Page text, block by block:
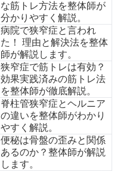
な筋トレ方法を整体師が
分かりやすく解説。
病院で狭窄症と言われ
た！ 理由と解決法を整体
師が解説します。
狭窄症で筋トレは有効？
効果実践済みの筋トレ法
を整体師が徹底解説。
脊柱管狭窄症とヘルニア
の違いを整体師がわかり
やすく解説。
便秘は骨盤の歪みと関係
あるのか？整体師が解説
します。